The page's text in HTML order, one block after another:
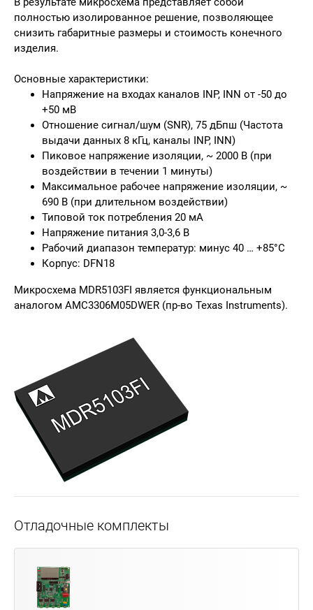
полностью изолированное решение, позволяющее
снизить габаритные размеры и стоимость конечного
изделия.
Основные характеристики:
Напряжение на входах каналов INP, INN от -50 до
+50 мВ
Отношение сигнал/шум (SNR), 75 дБпш (Частота
выдачи данных 8 кГц, каналы INP, INN)
Пиковое напряжение изоляции, ~ 2000 В (при
воздействии в течении 1 минуты)
Максимальное рабочее напряжение изоляции, ~
690 В (при длительном воздействии)
Типовой ток потребления 20 мА
Напряжение питания 3,0-3,6 В
Рабочий диапазон температур: минус 40 … +85°C
Корпус: DFN18
Микросхема MDR5103FI является функциональным
аналогом AMC3306M05DWER (пр-во Texas Instruments).
Отладочные комплекты